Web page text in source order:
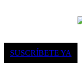
SUSCRÍBETE YA